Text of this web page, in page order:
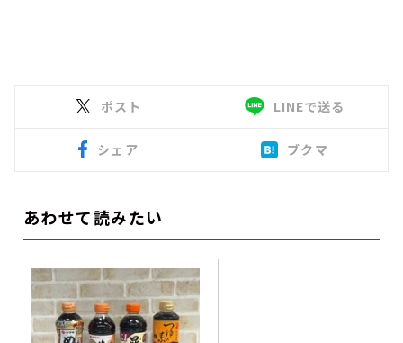
ポスト LINEで送る
シェア ブクマ
あわせて読みたい